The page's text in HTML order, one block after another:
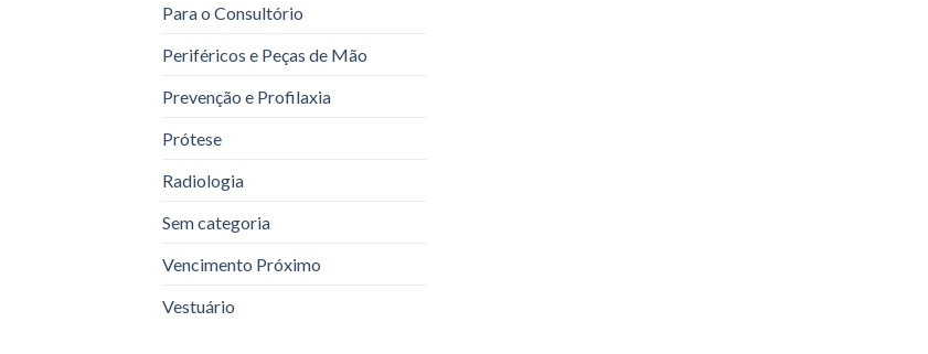
Para o Consultório
Periféricos e Peças de Mão
Prevenção e Profilaxia
Prótese
Radiologia
Sem categoria
Vencimento Próximo
Vestuário